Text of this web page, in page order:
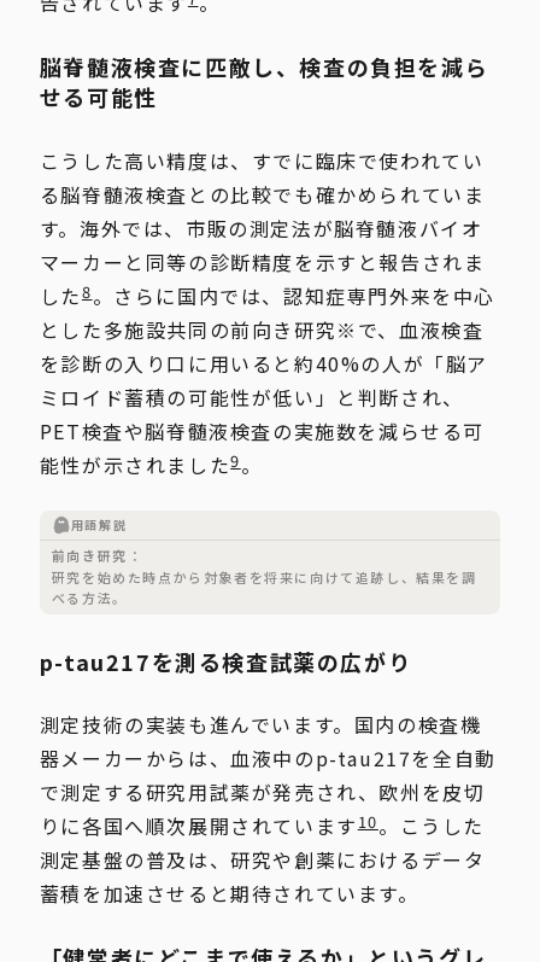
脳脊髄液検査に匹敵し、検査の負担を減ら
せる可能性
こうした高い精度は、すでに臨床で使われてい
る脳脊髄液検査との比較でも確かめられていま
す。海外では、市販の測定法が脳脊髄液バイオ
マーカーと同等の診断精度を示すと報告されま
した8。さらに国内では、認知症専門外来を中心
とした多施設共同の前向き研究※で、血液検査
を診断の入り口に用いると約40%の人が「脳ア
ミロイド蓄積の可能性が低い」と判断され、
PET検査や脳脊髄液検査の実施数を減らせる可
能性が示されました9。
用語解説
前向き研究
研究を始めた時点から対象者を将来に向けて追跡し、結果を調
べる方法。
p-tau217を測る検査試薬の広がり
測定技術の実装も進んでいます。国内の検査機
器メーカーからは、血液中のp-tau217を全自動
で測定する研究用試薬が発売され、欧州を皮切
りに各国へ順次展開されています10。こうした
測定基盤の普及は、研究や創薬におけるデータ
蓄積を加速させると期待されています。